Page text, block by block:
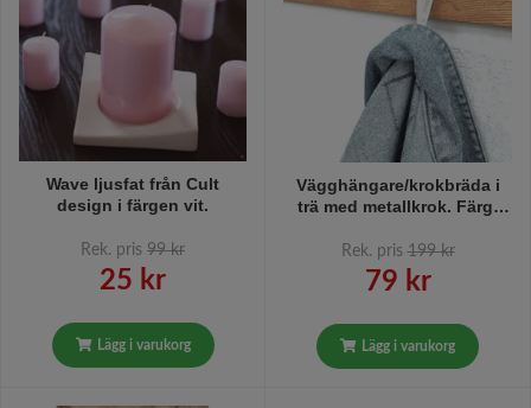
Wave ljusfat från Cult
design i färgen vit.
Rek. pris 99 kr
25 kr
Lägg i varukorg
Vägghängare/krokbräda i
trä med metallkrok. Färg:
metallkrokar.
Rek. pris 199 kr
79 kr
Lägg i varukorg